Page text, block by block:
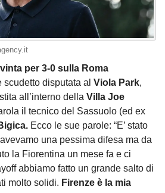
per 3-0 sulla Roma
scudetto disputata al Viola Park,
all’interno della Villa Joe
il tecnico del Sassuolo (ed ex
Ecco le sue parole: “E’ stato
una pessima difesa ma da
la Fiorentina un mese fa e ci
abbiamo fatto un grande salto di
molto solidi. Firenze è la mia